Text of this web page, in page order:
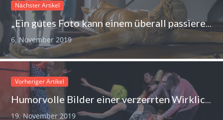
Nächster Artikel
„Ein gutes Foto kann einem überall passieren“
6. November 2019
Vorheriger Artikel
Humorvolle Bilder einer verzerrten Wirklichkeit
19. November 2019